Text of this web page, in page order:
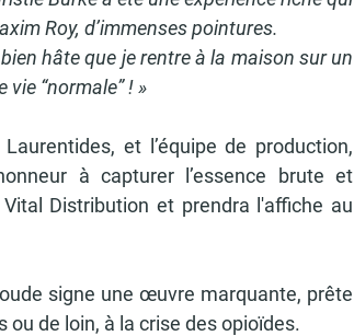
Roy, d’immenses pointures.
hâte que je rentre à la maison sur un
“normale” ! »
et l’équipe de production,
à capturer l’essence brute et
Distribution et prendra l'affiche au
signe une œuvre marquante, prête
de loin, à la crise des opioïdes.